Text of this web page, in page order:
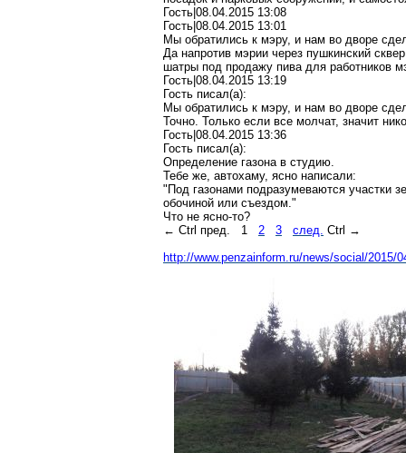
Гость|08.04.2015 13:08
Гость|08.04.2015 13:01
Мы обратились к мэру, и нам во дворе
Да напротив мэрии через пушкинский
шатры под продажу пива для работников
Гость|08.04.2015 13:19
Гость писал(a):
Мы обратились к мэру, и нам во дворе
Точно. Только если все молчат, значит
Гость|08.04.2015 13:36
Гость писал(a):
Определение газона в студию.
Тебе же, автохаму, ясно написали:
"Под газонами подразумеваются участки
обочиной или съездом."
Что не ясно-то?
← Ctrl пред.
1 2 3 след. Ctrl →
http://www.penzainform.ru/news/social/